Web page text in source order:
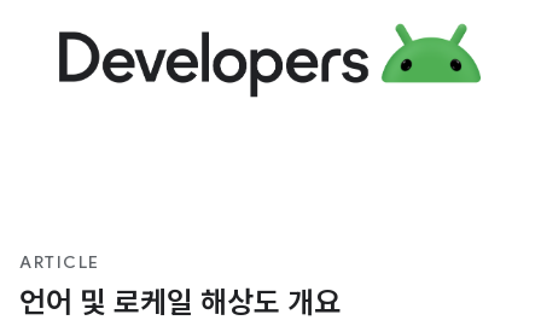
ARTICLE
언어 및 로케일 해상도 개요